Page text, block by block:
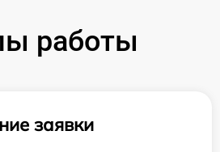
работы
заявки